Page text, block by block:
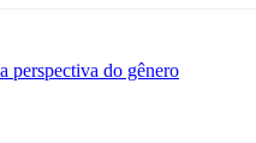
perspectiva do gênero